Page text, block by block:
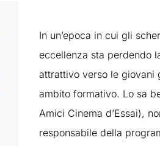
In un’epoca in cui gli
eccellenza sta perdendo
attrattivo verso le giovani
ambito formativo. Lo sa
Amici Cinema d’Essai),
responsabile della